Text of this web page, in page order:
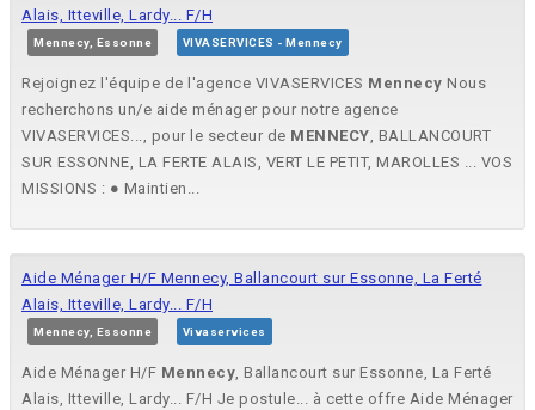
Alais, Itteville, Lardy... F/H
Mennecy, Essonne VIVASERVICES - Mennecy
Rejoignez l'équipe de l'agence VIVASERVICES Mennecy Nous
recherchons un/e aide ménager pour notre agence
VIVASERVICES..., pour le secteur de MENNECY, BALLANCOURT
SUR ESSONNE, LA FERTE ALAIS, VERT LE PETIT, MAROLLES ... VOS
MISSIONS : ● Maintien...
Aide Ménager H/F Mennecy, Ballancourt sur Essonne, La Ferté
Alais, Itteville, Lardy... F/H
Mennecy, Essonne Vivaservices
Aide Ménager H/F Mennecy, Ballancourt sur Essonne, La Ferté
Alais, Itteville, Lardy... F/H Je postule... à cette offre Aide Ménager